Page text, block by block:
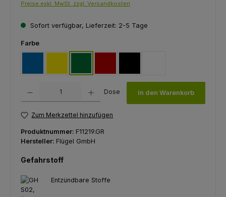
Preise exkl. MwSt. zzgl. Versandkosten
Sofort verfügbar, Lieferzeit: 2-5 Tage
Farbeauswählen
Dose In den Warenkorb
Zum Merkzettel hinzufügen
Produktnummer: F11219.GR
Hersteller: Flügel GmbH
Gefahrstoff
Entzündbare Stoffe